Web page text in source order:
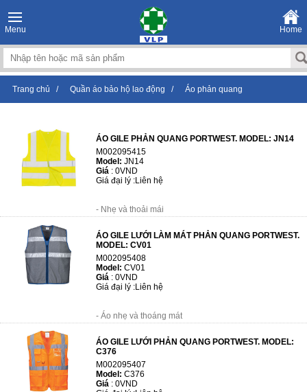
Menu Home
Trang chủ / Quần áo bảo hộ lao động / Áo phản quang
ÁO GILE PHẢN QUANG PORTWEST. MODEL: JN14
M002095415
Model: JN14
Giá : 0VND
Giá đại lý :Liên hệ
- Nhẹ và thoải mái
- Đóng móc và vòng để dễ dàng truy cập
- Được chứng nhận CE
- Thành phần:...
ÁO GILE LƯỚI LÀM MÁT PHẢN QUANG PORTWEST.
MODEL: CV01
M002095408
Model: CV01
Giá : 0VND
Giá đại lý :Liên hệ
- Áo nhẹ và thoáng mát
- Giữ cho người mặc mát mẻ đến 8 giờ
- Khả năng làm mát, làm khô
- Chứng nhận CE
- Thành phần: V...
ÁO GILE LƯỚI PHẢN QUANG PORTWEST. MODEL:
C376
M002095407
Model: C376
Giá : 0VND